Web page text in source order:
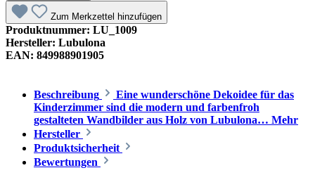
Zum Merkzettel hinzufügen
Produktnummer: LU_1009
Hersteller: Lubulona
EAN: 849988901905
Beschreibung
Eine wunderschöne Dekoidee für das
Kinderzimmer sind die modern und farbenfroh
gestalteten Wandbilder aus Holz von Lubulona… Mehr
Hersteller
Produktsicherheit
Bewertungen